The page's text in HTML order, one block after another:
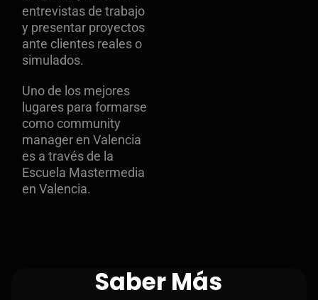
entrevistas de trabajo
y presentar proyectos
ante clientes reales o
simulados.
Uno de los mejores
lugares para formarse
como community
manager en Valencia
es a través de la
Escuela Mastermedia
en Valencia.
Saber Más